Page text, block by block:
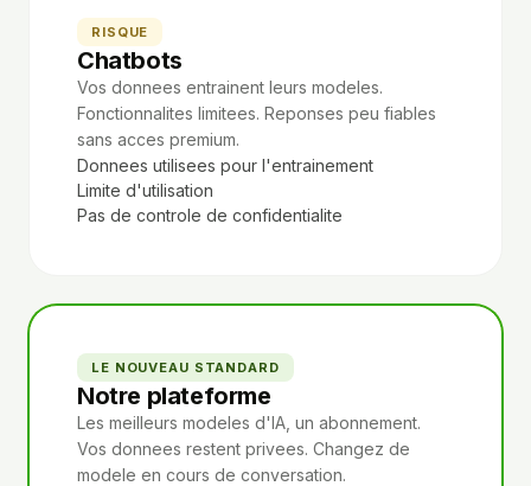
RISQUE
Chatbots
Vos donnees entrainent leurs modeles.
Fonctionnalites limitees. Reponses peu fiables
sans acces premium.
Donnees utilisees pour l'entrainement
Limite d'utilisation
Pas de controle de confidentialite
LE NOUVEAU STANDARD
Notre plateforme
Les meilleurs modeles d'IA, un abonnement.
Vos donnees restent privees. Changez de
modele en cours de conversation.